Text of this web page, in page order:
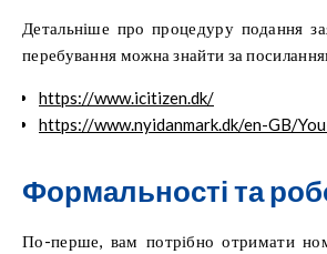
Детальніше про процедуру подання
перебування можна знайти за
https://www.icitizen.dk/
https://www.nyidanmark.dk/en-GB/
Формальності та
По-перше, вам потрібно отримати